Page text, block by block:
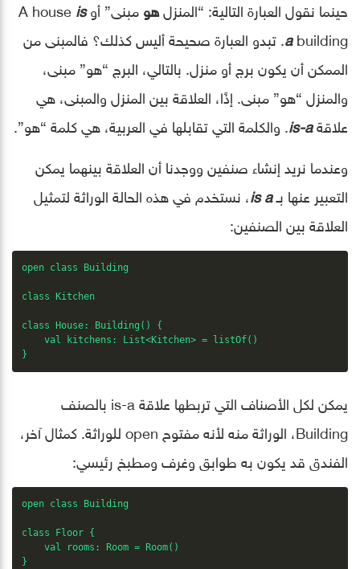
حينما نقول العبارة التالية: “المنزلهومبنى” أو A houseis
abuilding. تبدو العبارة صحيحة أليس كذلك؟ فالمبنى من
الممكن أن يكون برج أو منزل. بالتالي، البرج “هو” مبنى،
والمنزل “هو” مبنى. إذًا، العلاقة بين المنزل والمبنى، هي
علاقةis-a. والكلمة التي تقابلها في العربية، هي كلمة “هو”.
وعندما نريد إنشاء صنفين ووجدنا أن العلاقة بينهما يمكن
التعبير عنها بـis a، نستخدم في هذه الحالة الوراثة لتمثيل
العلاقة بين الصنفين:
open class Building
class Kitchen
class House: Building() {
    val kitchens: List<Kitchen> = listOf()
}
يمكن لكل الأصناف التي تربطها علاقة is-a بالصنف
Building، الوراثة منه لأنه مفتوح open للوراثة. كمثال آخر،
الفندق قد يكون به طوابق وغرف ومطبخ رئيسي:
open class Building
class Floor {
    val rooms: Room = Room()
}